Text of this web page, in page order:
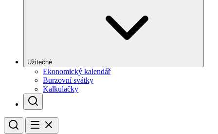
Užitečné
Ekonomický kalendář
Burzovní svátky
Kalkulačky